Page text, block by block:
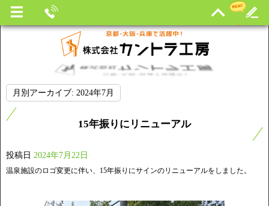
月別アーカイブ: 2024年7月
15年振りにリニューアル
投稿日 2024年7月22日
温泉施設のロゴ変更に伴い、15年振りにサインのリニューアルをしました。